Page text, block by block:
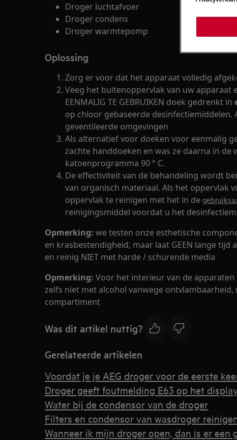
Droger luchtafvoer
Droger condens
Droger warmtepomp
Oplossing
Zorg er voor dat het apparaat volledig
Veeg het buitenoppervlak van uw apparaat
EENMALIG TE GEBRUIKEN doek gedrenkt in
op chloor gebaseerde desinfectiemiddelen.
geventileerde omgevingen
Als alternatief voor doeken voor eenmalig
zachte handdoeken en was ze daarna in de
katoenprogramma 90 ° C.
De effectiviteit van de behandeling wordt
van organisch materiaal. Als het oppervlak
oppervlak te reinigen met het in de
reinigingsmiddel voordat u het
Opmerking: we testen onze esthetische
en krasbestendigheid, maar laat GEEN lange
en reinig NIET met harde / schurende media
Opmerking: Voor het interieur van de
zelfs niet met alcohol vanwege ontvlambaarheid,
compartiment
Was dit artikel nuttig?
Gerelateerde artikelen
Voordat je je AEG droger voor de eerste
Droger geeft foutmelding E63 op het
Water bij de condensor van de droger
Filters en condensor van wasdroger
Wanneer ik mijn droger open, dan is er een